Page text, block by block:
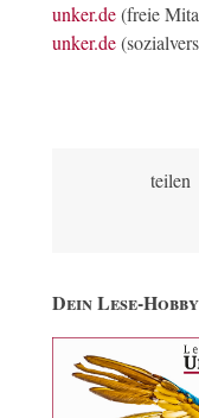
unker.de(freie
unker.de
teilen
Dein Lese-